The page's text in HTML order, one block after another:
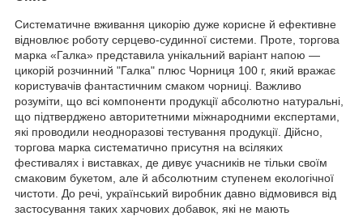
Систематичне вживання цикорію дуже корисне й ефективне
відновлює роботу серцево-судинної системи. Проте, торгова
марка «Галка» представила унікальний варіант напою —
цикорій розчинний "Галка" плюс Чорниця 100 г, який вражає
користувачів фантастичним смаком чорниці. Важливо
розуміти, що всі компоненти продукції абсолютно натуральні,
що підтверджено авторитетними міжнародними експертами,
які проводили неодноразові тестування продукції. Дійсно,
торгова марка систематично присутня на всіляких
фестивалях і виставках, де дивує учасників не тільки своїм
смаковим букетом, але й абсолютним ступенем екологічної
чистоти. До речі, український виробник давно відмовився від
застосування таких харчових добавок, які не мають